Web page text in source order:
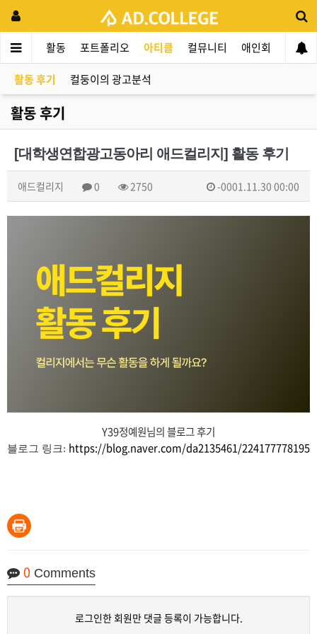
리지 활동 포트폴리오 아티클 컬뮤니티 애인회 신입
활동 후기 컬둥이의 광고분석
활동 후기
[대학생연합광고동아리 애드컬리지] 활동 후기
애드컬리지 0 2750 -0001.11.30 00:00
Y39정예원님의 블로그 후기
블로그 링크: https://blog.naver.com/da2135461/224177778195
0 Comments
로그인한 회원만 댓글 등록이 가능합니다.